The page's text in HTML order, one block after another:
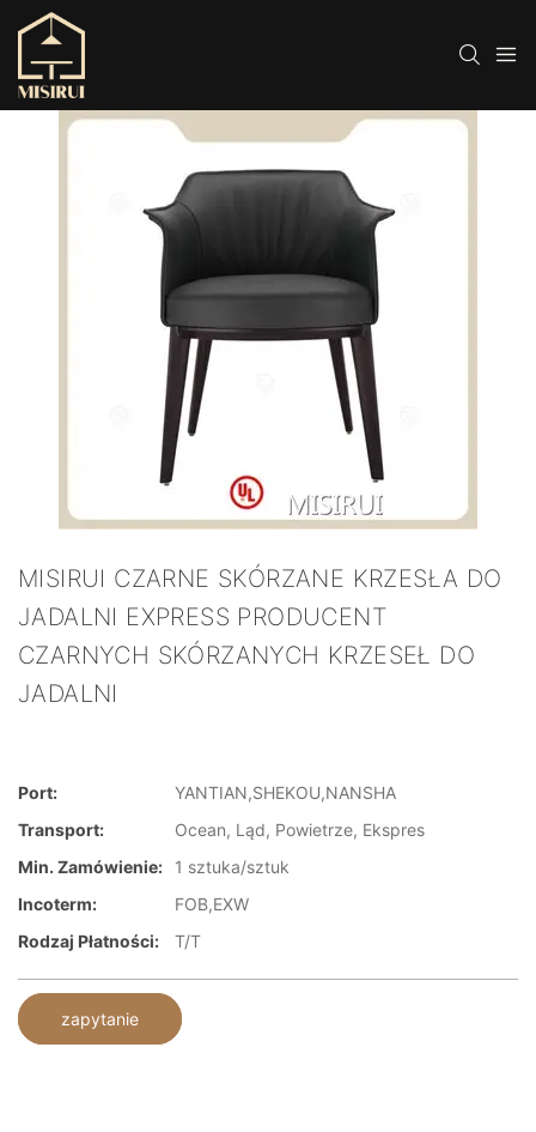
MISIRUI CZARNE SKÓRZANE KRZESŁA DO
JADALNI EXPRESS PRODUCENT
CZARNYCH SKÓRZANYCH KRZESEŁ DO
JADALNI
Port:
YANTIAN,SHEKOU,NANSHA
Transport:
Ocean, Ląd, Powietrze, Ekspres
Min. Zamówienie:
1 sztuka/sztuk
Incoterm:
FOB,EXW
Rodzaj Płatności:
T/T
zapytanie